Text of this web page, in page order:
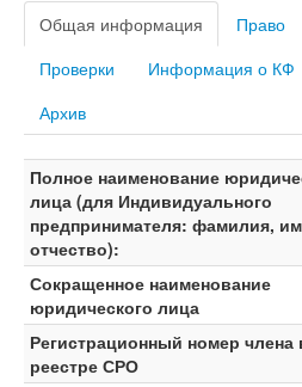
Общая информация Право
Проверки
Информация о КФ
Архив
Полное наименование
лица (для Индивидуального
предпринимателя: фамилия,
отчество):
Сокращенное наименование
юридического лица
Регистрационный номер члена
реестре СРО